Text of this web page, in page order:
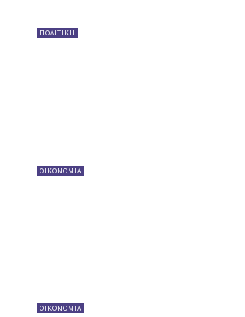
ΠΟΛΙΤΙΚΗ
ΟΙΚΟΝΟΜΙΑ
ΟΙΚΟΝΟΜΙΑ